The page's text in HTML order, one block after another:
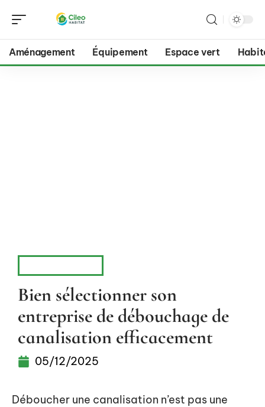
Aménagement Équipement Espace vert
Bien sélectionner son
entreprise de débouchage de
canalisation efficacement
05/12/2025
Déboucher une canalisation n’est pas une